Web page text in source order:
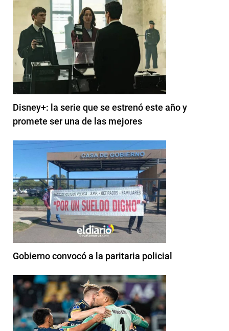
Disney+: la serie que se estrenó este año y
promete ser una de las mejores
Gobierno convocó a la paritaria policial